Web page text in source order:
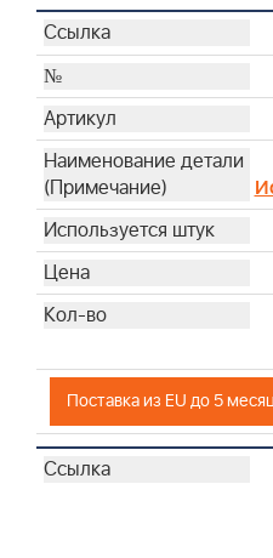
Поставка из EU до 5